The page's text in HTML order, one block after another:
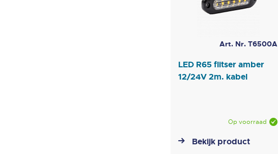
Art. Nr. T6500A
LED R65 flitser amber
12/24V 2m. kabel
Op voorraad
Bekijk product